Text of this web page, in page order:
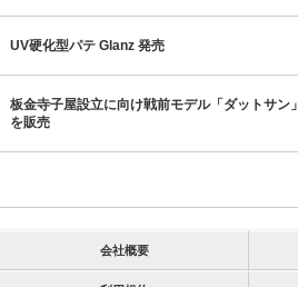
UV硬化型パテ Glanz 発売
板金寺子屋設立に向け戦前モデル「ダットサン」
を販売
会社概要